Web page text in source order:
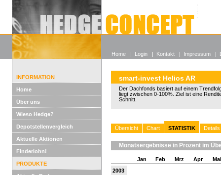
Alle
Wieso
INFORMATION
Home
Über uns
Wieso Hedge?
Depotstellenvergleich
Aktuelle Aktionen
Finderlohn!
PRODUKTE
smart-invest Helios AR
Der Dachfonds basiert auf einem
liegt zwischen 0-100%. Ziel ist eine
Schnitt.
Übersicht Chart STATISTIK Details
Monatsergebnisse in Prozent im
Jan Feb Mrz Apr
Mai
2003
Home | Login | Kontakt | Impressum |